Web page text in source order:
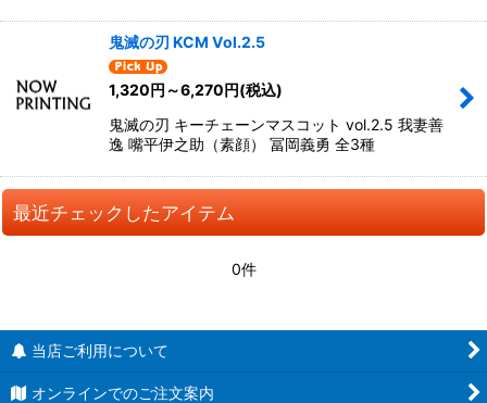
鬼滅の刃 KCM Vol.2.5
1,320円 ～6,270円(税込)
鬼滅の刃 キーチェーンマスコット vol.2.5 我妻善
逸 嘴平伊之助（素顔） 冨岡義勇 全3種
最近チェックしたアイテム
0件
当店ご利用について
オンラインでのご注文案内